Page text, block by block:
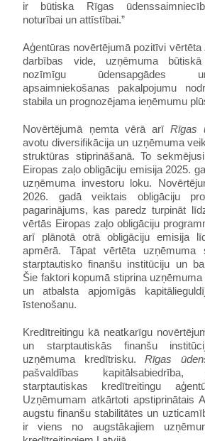
ir būtiska Rīgas
noturībai un attīstībai.”
Aģentūras novērtējumā pozitīvi vērtēta
darbības vide, uzņēmuma
nozīmīgu ūdensapgādes
apsaimniekošanas pakalpojumu
stabila un prognozējama ieņēmumu
Novērtējumā ņemta vērā arīRīgas
avotu diversifikācija un uzņēmuma
struktūras stiprināšanā. To
Eiropas zaļo obligāciju emisija 2025.
uzņēmuma investoru loku.
2026. gadā veiktais obligāciju
pagarinājums, kas paredz turpināt
vērtās Eiropas zaļo obligāciju
arī plānotā otrā obligāciju emisija
apmērā. Tāpat vērtēta uzņēmuma
starptautisko finanšu institūciju un
Šie faktori kopumā stiprina
un atbalsta apjomīgās
īstenošanu.
Kredītreitingu kā neatkarīgu
un starptautiskās finanšu
uzņēmuma kredītrisku.Rīgas
pašvaldības
starptautiskas kredītreitingu
Uzņēmumam atkārtoti apstiprinātais
augstu finanšu stabilitātes un
ir viens no augstākajiem